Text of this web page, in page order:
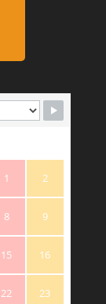
1 2
8 9
15 16
22 23